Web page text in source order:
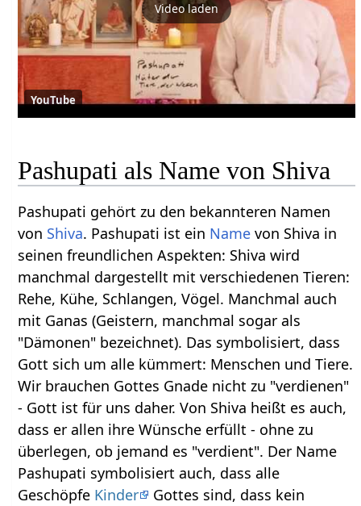
Video laden
YouTube
Pashupati als Name von Shiva
Pashupati gehört zu den bekannteren Namen
von Shiva. Pashupati ist ein Name von Shiva in
seinen freundlichen Aspekten: Shiva wird
manchmal dargestellt mit verschiedenen Tieren:
Rehe, Kühe, Schlangen, Vögel. Manchmal auch
mit Ganas (Geistern, manchmal sogar als
"Dämonen" bezeichnet). Das symbolisiert, dass
Gott sich um alle kümmert: Menschen und Tiere.
Wir brauchen Gottes Gnade nicht zu "verdienen"
- Gott ist für uns daher. Von Shiva heißt es auch,
dass er allen ihre Wünsche erfüllt - ohne zu
überlegen, ob jemand es "verdient". Der Name
Pashupati symbolisiert auch, dass alle
Geschöpfe Kinder
Gottes sind, dass kein